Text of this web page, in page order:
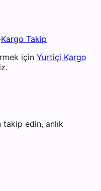
Kargo Takip
için Yurtiçi Kargo
takip edin, anlık